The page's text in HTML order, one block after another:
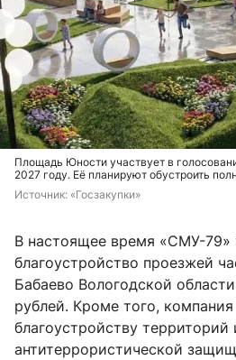
Площадь Юности участвует в
2027 году. Её планируют обустроить
Источник: «Госзакупки»
В настоящее время «СМУ-79»
благоустройство проезжей
Бабаево Вологодской
рублей. Кроме того,
благоустройству территорий
антитеррористической